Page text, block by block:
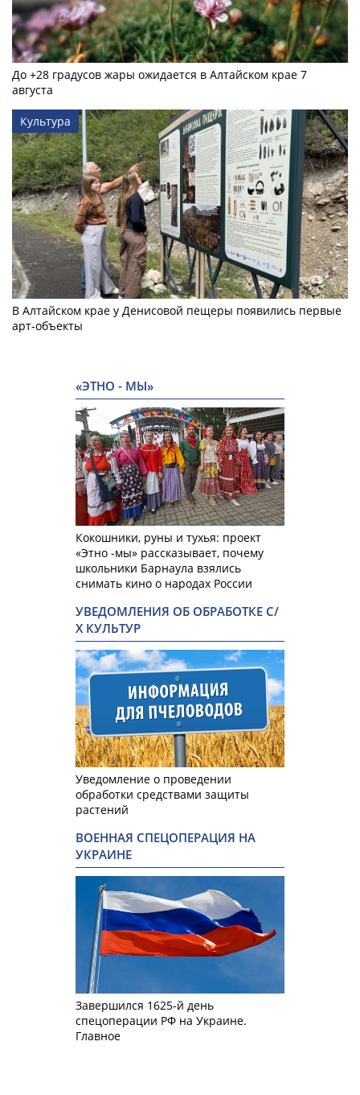
До +28 градусов жары ожидается в Алтайском крае 7
августа
Культура
В Алтайском крае у Денисовой пещеры появились первые
арт-объекты
«ЭТНО - МЫ»
Кокошники, руны и тухья: проект
«Этно -мы» рассказывает, почему
школьники Барнаула взялись
снимать кино о народах России
УВЕДОМЛЕНИЯ ОБ ОБРАБОТКЕ С/
Х КУЛЬТУР
Уведомление о проведении
обработки средствами защиты
растений
ВОЕННАЯ СПЕЦОПЕРАЦИЯ НА
УКРАИНЕ
Завершился 1625-й день
спецоперации РФ на Украине.
Главное